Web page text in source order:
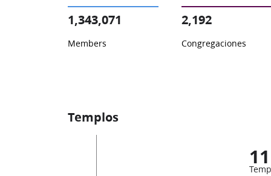
1,343,071
Members
2,192
Congregaciones
Templos
11